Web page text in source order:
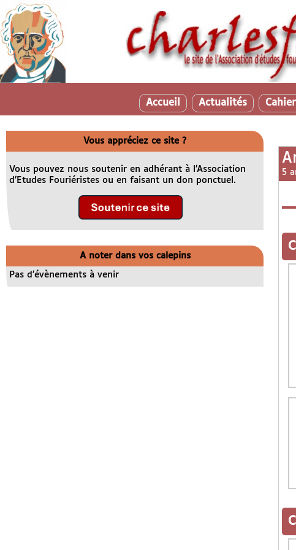
Accueil Actualités
5
Vous appréciez ce site ?
Vous pouvez nous soutenir en adhérant à l’Association
d’Etudes Fouriéristes ou en faisant un don ponctuel.
A noter dans vos calepins
Pas d’évènements à venir